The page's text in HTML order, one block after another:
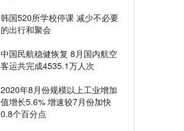
韩国520所学校停课 减少不必要
的出行和聚会
中国民航稳健恢复 8月国内航空
客运共完成4535.1万人次
2020年8月份规模以上工业增加
值增长5.6% 增速较7月份加快
0.8个百分点